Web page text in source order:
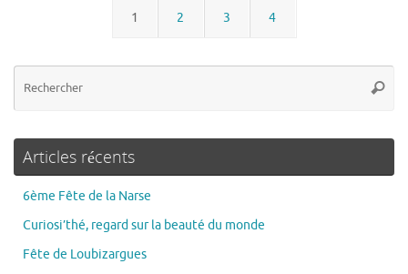
1 2 3 4
Articles récents
6ème Fête de la Narse
Curiosi’thé, regard sur la beauté du monde
Fête de Loubizargues